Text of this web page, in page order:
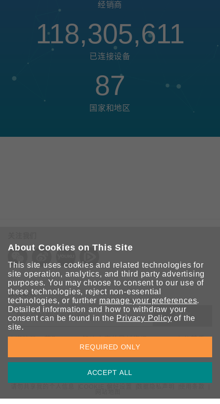
经销商
118,305,611
已连接设备
87
国家和地区
保持联系
提交
欢迎注册，获取 Moxa 解决方案的最新资讯。Moxa 充分尊重
您的隐私，绝不会透露您的邮箱信息。
About Cookies on This Site
This site uses cookies and related technologies for
site operation, analytics, and third party advertising
purposes. You may choose to consent to our use of
these technologies, reject non-essential
technologies, or further manage your preferences.
Detailed information and how to withdraw your
consent can be found in the Privacy Policy of the
site.
ACCEPT ALL
REQUIRED ONLY